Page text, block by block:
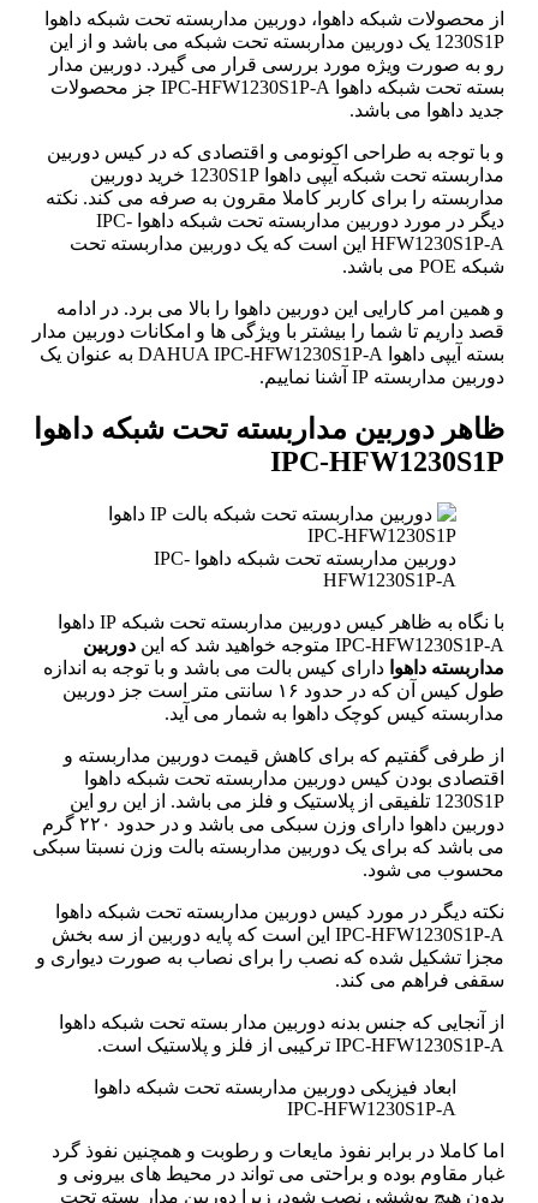
از محصولات شبکه داهوا، دوربین مداربسته تحت شبکه داهوا
1230S1P یک دوربین مداربسته تحت شبکه می باشد و از این
رو به صورت ویژه مورد بررسی قرار می گیرد. دوربین مدار
بسته تحت شبکه داهوا IPC-HFW1230S1P-A جز محصولات
جدید داهوا می باشد.
و با توجه به طراحی اکونومی و اقتصادی که در کیس دوربین
مداربسته تحت شبکه آیپی داهوا 1230S1P خرید دوربین
مداربسته را برای کاربر کاملا مقرون به صرفه می کند. نکته
دیگر در مورد دوربین مداربسته تحت شبکه داهوا IPC-
HFW1230S1P-A این است که یک دوربین مداربسته تحت
شبکه POE می باشد.
و همین امر کارایی این دوربین داهوا را بالا می برد. در ادامه
قصد داریم تا شما را بیشتر با ویژگی ها و امکانات دوربین مدار
بسته آیپی داهوا DAHUA IPC-HFW1230S1P-A به عنوان یک
دوربین مداربسته IP آشنا نماییم.
ظاهر دوربین مداربسته تحت شبکه داهوا
IPC-HFW1230S1P
دوربین مداربسته تحت شبکه داهوا IPC-
HFW1230S1P-A
با نگاه به ظاهر کیس دوربین مداربسته تحت شبکه IP داهوا
IPC-HFW1230S1P-A متوجه خواهید شد که این
دوربین
مداربسته داهوا دارای کیس بالت می باشد و با توجه به اندازه
طول کیس آن که در حدود ۱۶ سانتی متر است جز دوربین
مداربسته کیس کوچک داهوا به شمار می آید.
از طرفی گفتیم که برای کاهش قیمت دوربین مداربسته و
اقتصادی بودن کیس دوربین مداربسته تحت شبکه داهوا
1230S1P تلفیقی از پلاستیک و فلز می باشد. از این رو این
دوربین داهوا دارای وزن سبکی می باشد و در حدود ۲۲۰ گرم
می باشد که برای یک دوربین مداربسته بالت وزن نسبتا سبکی
محسوب می شود.
نکته دیگر در مورد کیس دوربین مداربسته تحت شبکه داهوا
IPC-HFW1230S1P-A این است که پایه دوربین از سه بخش
مجزا تشکیل شده که نصب را برای نصاب به صورت دیواری و
سقفی فراهم می کند.
از آنجایی که جنس بدنه دوربین مدار بسته تحت شبکه داهوا
IPC-HFW1230S1P-A ترکیبی از فلز و پلاستیک است.
ابعاد فیزیکی دوربین مداربسته تحت شبکه داهوا
IPC-HFW1230S1P-A
اما کاملا در برابر نفوذ مایعات و رطوبت و همچنین نفوذ گرد
غبار مقاوم بوده و براحتی می تواند در محیط های بیرونی و
بدون هیچ پوششی نصب شود، زیرا دوربین مدار بسته تحت